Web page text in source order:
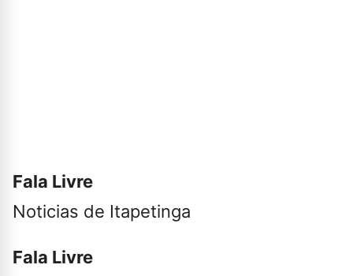
Fala Livre
Noticias de Itapetinga
Fala Livre